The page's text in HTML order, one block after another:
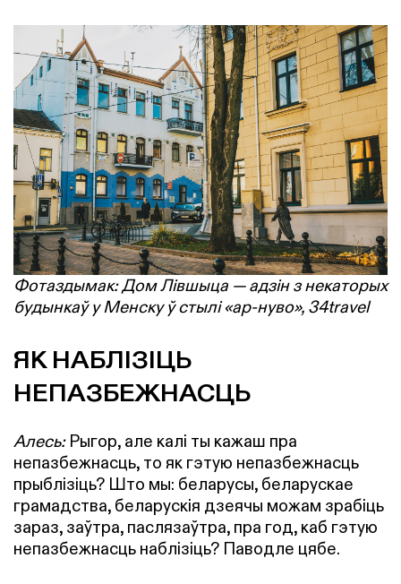
Фотаздымак: Дом Лівшыца — адзін з некаторых
будынкаў у Менску ў стылі «ар-нуво», 34travel
ЯК НАБЛІЗІЦЬ
НЕПАЗБЕЖНАСЦЬ
Алесь:Рыгор, але калі ты кажаш пра
непазбежнасць, то як гэтую непазбежнасць
прыблізіць? Што мы: беларусы, беларускае
грамадства, беларускія дзеячы можам зрабіць
зараз, заўтра, паслязаўтра, пра год, каб гэтую
непазбежнасць наблізіць? Паводле цябе.